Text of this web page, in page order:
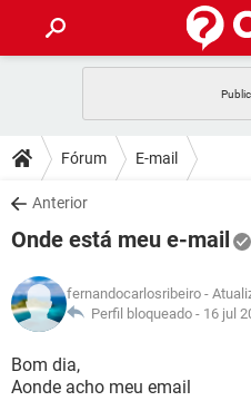
CELULAR
OUTLOOK
INSTAGRAM
GUIA DE COMPRAS
DICAS
JOGOS
INSTAGRAM
GUIA DE COMPRAS
DOWNLOADS
JOGOS
CELULAR
OUTLOOK
INSTAGRAM
GUIA DE COMPRAS
JOGOS
CELULAR
OUTLOOK
GLOSSÁRIO
JOGOS
CELULAR
Fórum E-mail
Anterior
Onde está meu e-mail
fernandocarlosribeiro -
Perfil bloqueado - 16 jul
Bom dia,
Aonde acho meu email